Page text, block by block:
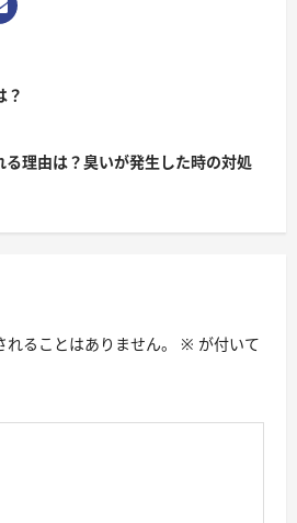
？
る理由は？臭いが発生した時の対処
ることはありません。 ※ が付いて